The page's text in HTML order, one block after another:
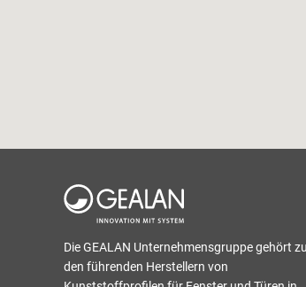
Die GEALAN Unternehmensgruppe gehört zu
den führenden Herstellern von